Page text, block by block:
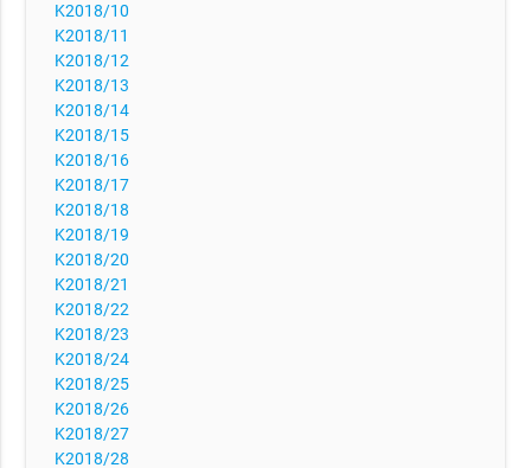
K2018/10
K2018/11
K2018/12
K2018/13
K2018/14
K2018/15
K2018/16
K2018/17
K2018/18
K2018/19
K2018/20
K2018/21
K2018/22
K2018/23
K2018/24
K2018/25
K2018/26
K2018/27
K2018/28